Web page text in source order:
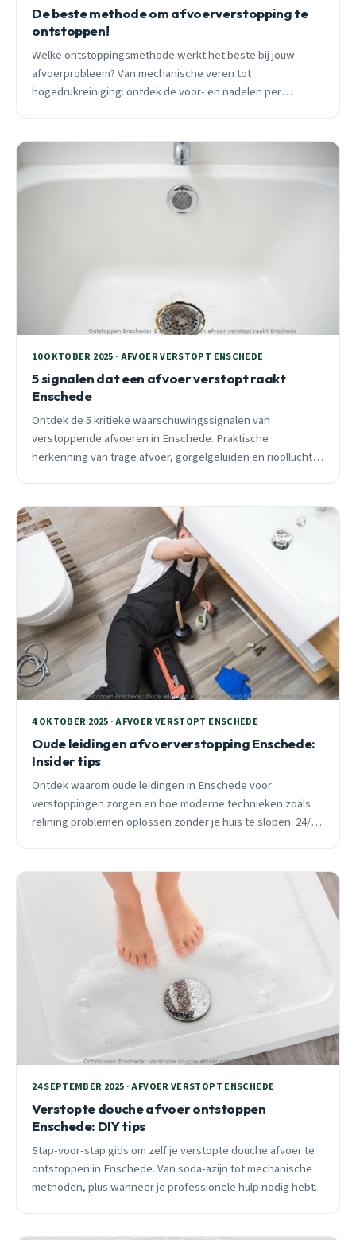
De beste methode om afvoerverstopping te
ontstoppen!
Welke ontstoppingsmethode werkt het beste bij jouw
afvoerprobleem? Van mechanische veren tot
hogedrukreiniging: ontdek de voor- en nadelen per
10 OKTOBER 2025 · AFVOER VERSTOPT ENSCHEDE
5 signalen dat een afvoer verstopt raakt
Enschede
Ontdek de 5 kritieke waarschuwingssignalen van
verstoppende afvoeren in Enschede. Praktische
herkenning van trage afvoer, gorgelgeluiden en rioollucht.
4 OKTOBER 2025 · AFVOER VERSTOPT ENSCHEDE
Oude leidingen afvoerverstopping Enschede:
Insider tips
Ontdek waarom oude leidingen in Enschede voor
verstoppingen zorgen en hoe moderne technieken zoals
relining problemen oplossen zonder je huis te slopen. 24/7
24 SEPTEMBER 2025 · AFVOER VERSTOPT ENSCHEDE
Verstopte douche afvoer ontstoppen
Enschede: DIY tips
Stap-voor-stap gids om zelf je verstopte douche afvoer te
ontstoppen in Enschede. Van soda-azijn tot mechanische
methoden, plus wanneer je professionele hulp nodig hebt.